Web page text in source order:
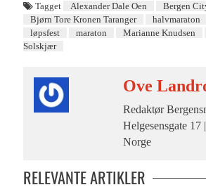
Tagget Alexander Dale Oen
Bergen
Bjørn Tore Kronen Taranger
halvmaraton
løpsfest
maraton Marianne Knudsen
Solskjær
Ove
Redaktør
Helgesensgate 17
Norge
RELEVANTE ARTIKLER